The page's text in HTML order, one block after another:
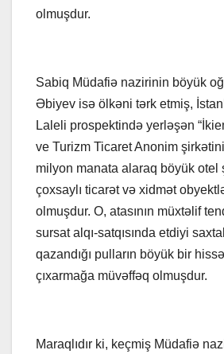
olmuşdur.
Sabiq Müdafiə nazirinin böyük
Əbiyev isə ölkəni tərk etmiş,
Laleli prospektində yerləşən
ve Turizm Ticaret Anonim
milyon manata alaraq böyük otel
çoxsaylı ticarət və xidmət
olmuşdur. O, atasının müxtəlif
sursat alqı-satqısında etdiyi
qazandığı pulların böyük bir
çıxarmağa müvəffəq olmuşdur.
Maraqlıdır ki, keçmiş Müdafiə